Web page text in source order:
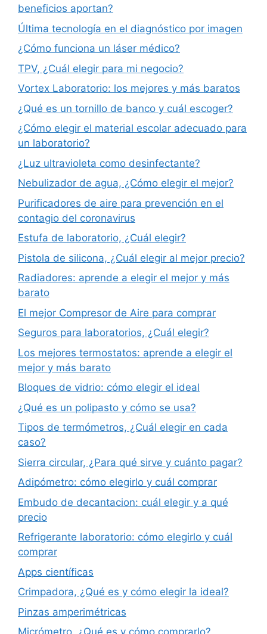
beneficios aportan?
Última tecnología en el diagnóstico por imagen
¿Cómo funciona un láser médico?
TPV, ¿Cuál elegir para mi negocio?
Vortex Laboratorio: los mejores y más baratos
¿Qué es un tornillo de banco y cuál escoger?
¿Cómo elegir el material escolar adecuado para
un laboratorio?
¿Luz ultravioleta como desinfectante?
Nebulizador de agua, ¿Cómo elegir el mejor?
Purificadores de aire para prevención en el
contagio del coronavirus
Estufa de laboratorio, ¿Cuál elegir?
Pistola de silicona, ¿Cuál elegir al mejor precio?
Radiadores: aprende a elegir el mejor y más
barato
El mejor Compresor de Aire para comprar
Seguros para laboratorios, ¿Cuál elegir?
Los mejores termostatos: aprende a elegir el
mejor y más barato
Bloques de vidrio: cómo elegir el ideal
¿Qué es un polipasto y cómo se usa?
Tipos de termómetros, ¿Cuál elegir en cada
caso?
Sierra circular, ¿Para qué sirve y cuánto pagar?
Adipómetro: cómo elegirlo y cuál comprar
Embudo de decantacion: cuál elegir y a qué
precio
Refrigerante laboratorio: cómo elegirlo y cuál
comprar
Apps científicas
Crimpadora, ¿Qué es y cómo elegir la ideal?
Pinzas amperimétricas
Micrómetro, ¿Qué es y cómo comprarlo?